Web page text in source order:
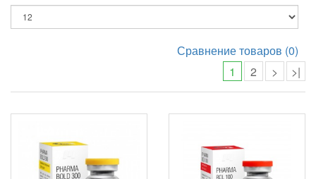
Сравнение товаров (0)
1
2 > >|